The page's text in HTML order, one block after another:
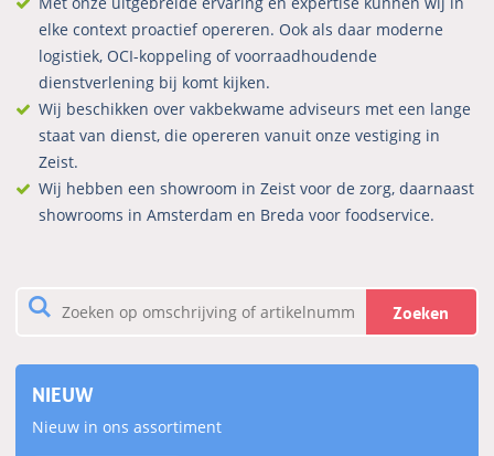
elke context proactief opereren. Ook als daar moderne
logistiek, OCI-koppeling of voorraadhoudende
dienstverlening bij komt kijken.
Wij beschikken over vakbekwame adviseurs met een lange
staat van dienst, die opereren vanuit onze vestiging in
Zeist.
Wij hebben een showroom in Zeist voor de zorg, daarnaast
showrooms in Amsterdam en Breda voor foodservice.
Zoeken
NIEUW
Nieuw in ons assortiment